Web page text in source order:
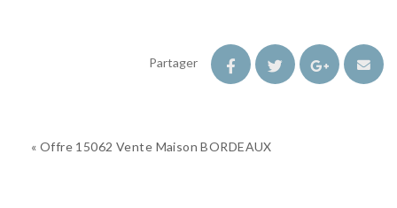
Partager
« Offre 15062 Vente Maison BORDEAUX